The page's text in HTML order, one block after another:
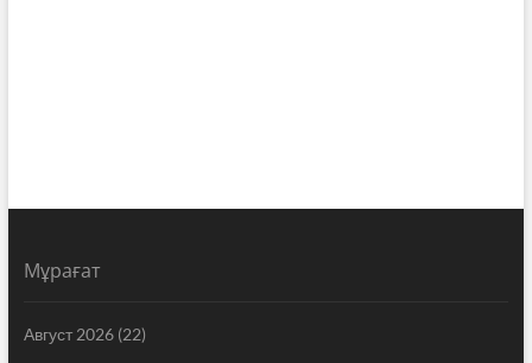
Мұрағат
Август 2026(22)